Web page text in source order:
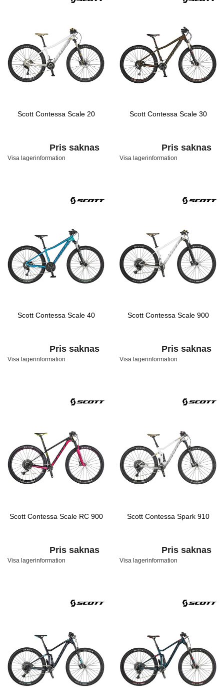
Scott Contessa Scale 20
Pris saknas
Visa lagerinformation
Scott Contessa Scale 30
Pris saknas
Visa lagerinformation
Scott Contessa Scale 40
Pris saknas
Visa lagerinformation
Scott Contessa Scale 900
Pris saknas
Visa lagerinformation
Scott Contessa Scale RC 900
Pris saknas
Visa lagerinformation
Scott Contessa Spark 910
Pris saknas
Visa lagerinformation